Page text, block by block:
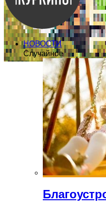
НОВОСТИ
Случайное